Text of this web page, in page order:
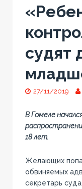
судят
27/11/2019
В Гомеле
18 лет.
Желающих
обвиняемых
секретарь